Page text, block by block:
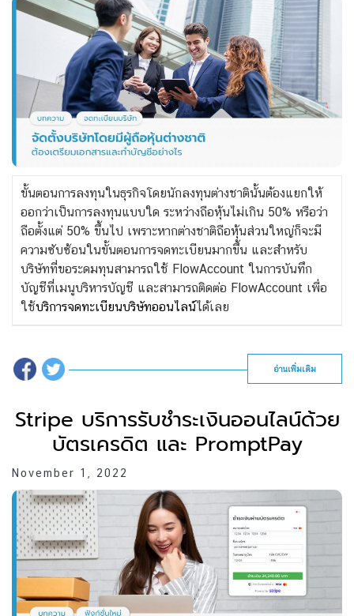
ขั้นตอนการลงทุนในธุรกิจโดยนักลงทุนต่างชาตินั้นต้องแยกให้
ออกว่าเป็นการลงทุนแบบใด ระหว่างถือหุ้นไม่เกิน 50% หรือว่า
ถือตั้งแต่ 50% ขึ้นไป เพราะหากต่างชาติถือหุ้นส่วนใหญ่ก็จะมี
ความซับซ้อนในขั้นตอนการจดทะเบียนมากขึ้น และสำหรับ
บริษัทที่ขอระดมทุนสามารถใช้ FlowAccount ในการบันทึก
บัญชีที่เมนูบริหารบัญชี และสามารถติดต่อ FlowAccount เพื่อ
ใช้บริการจดทะเบียนบริษัทออนไลน์ได้เลย
อ่านเพิ่มเติม
Stripe บริการรับชำระเงินออนไลน์ด้วย
บัตรเครดิต และ PromptPay
November 1, 2022